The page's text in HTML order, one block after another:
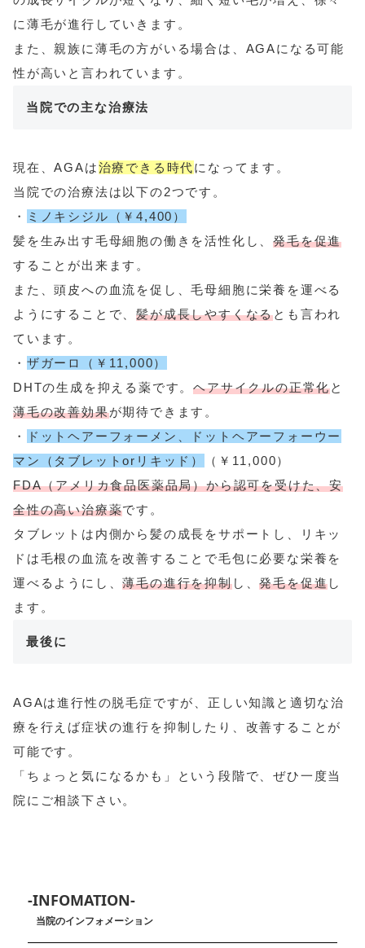
に薄毛が進行していきます。
また、親族に薄毛の方がいる場合は、AGAになる可能
性が高いと言われています。
当院での主な治療法
現在、AGAは治療できる時代になってます。
当院での治療法は以下の2つです。
・
ミノキシジル（￥4,400）
髪を生み出す毛母細胞の働きを活性化し、発毛を促進
することが出来ます。
また、頭皮への血流を促し、毛母細胞に栄養を運べる
ようにすることで、髪が成長しやすくなるとも言われ
ています。
・ ザガーロ（￥11,000）
DHTの生成を抑える薬です。ヘアサイクルの正常化と
薄毛の改善効果が期待できます。
・
ドットヘアーフォーメン、ドットヘアーフォーウー
マン（タブレットorリキッド）
（￥11,000）
FDA（アメリカ食品医薬品局）から認可を受けた、安
全性の高い治療薬です。
タブレットは内側から髪の成長をサポートし、リキッ
ドは毛根の血流を改善することで毛包に必要な栄養を
運べるようにし、薄毛の進行を抑制し、発毛を促進し
ます。
最後に
AGAは進行性の脱毛症ですが、正しい知識と適切な治
療を行えば症状の進行を抑制したり、改善することが
可能です。
「ちょっと気になるかも」という段階で、ぜひ一度当
院にご相談下さい。
-INFOMATION-
当院のインフォメーション